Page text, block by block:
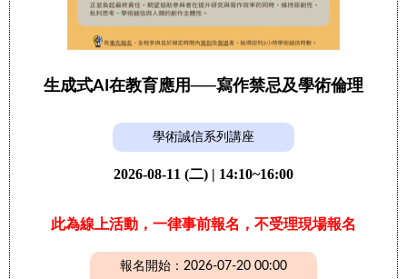
生成式AI在教育應用──寫作禁忌及學術倫理
學術誠信系列講座
2026-08-11 (二) | 14:10~16:00
此為線上活動，一律事前報名，不受理現場報名
報名開始：2026-07-20 00:00